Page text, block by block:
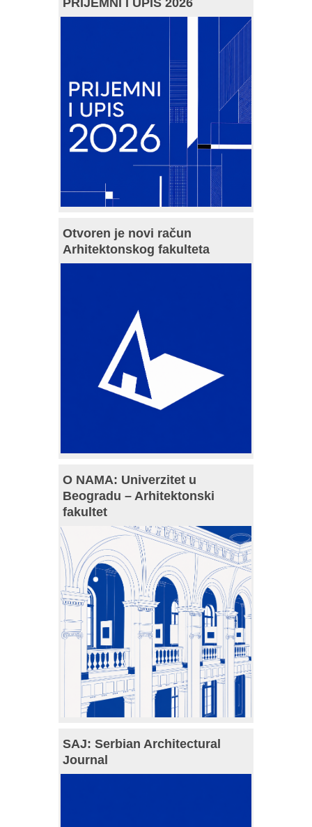
Otvoren je novi račun
Arhitektonskog fakulteta
O NAMA: Univerzitet u
Beogradu – Arhitektonski
fakultet
SAJ: Serbian Architectural
Journal